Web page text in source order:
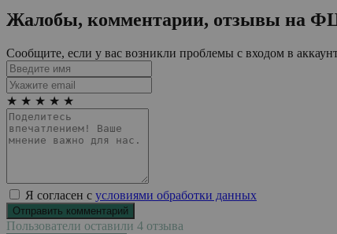
Жалобы, комментарии, отзывы на
Сообщите, если у вас возникли проблемы с входом в
★ ★ ★ ★ ★
Я согласен с условиями обработки данных
Пользователи оставили 4 отзыва